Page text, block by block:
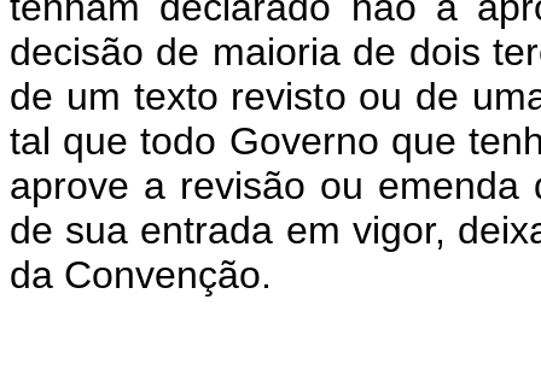
decisão de maioria de dois
de um texto revisto ou de
tal que todo Governo que
aprove a revisão ou
de sua entrada em vigor,
da Convenção.